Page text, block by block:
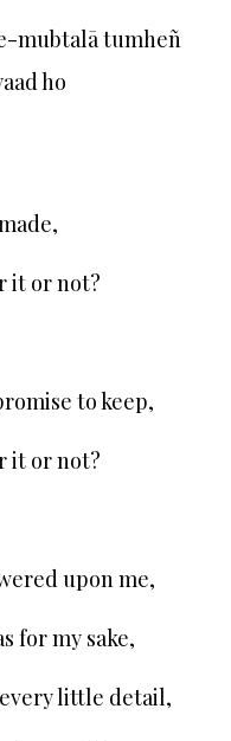
mubtalā tumheñ
ho
it or not?
to keep,
it or not?
upon me,
for my sake,
little detail,